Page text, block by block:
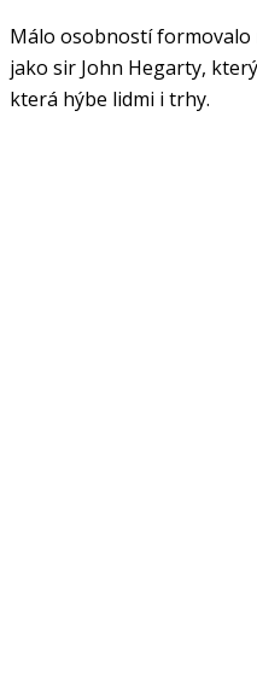
Málo osobností
jako sir John Hegarty,
která hýbe lidmi i trhy.